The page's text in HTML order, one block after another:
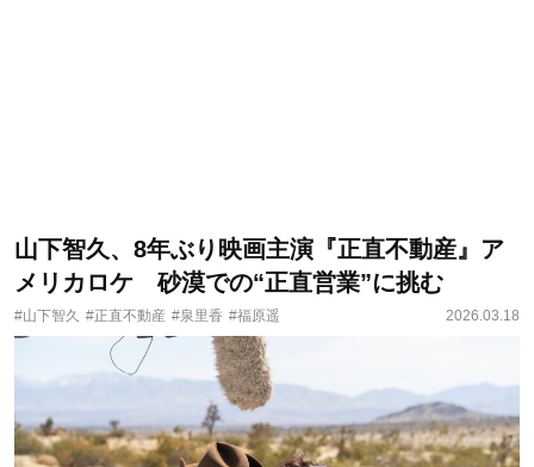
山下智久、8年ぶり映画主演『正直不動産』ア
メリカロケ 砂漠での“正直営業”に挑む
#山下智久 #正直不動産 #泉里香 #福原遥 2026.03.18